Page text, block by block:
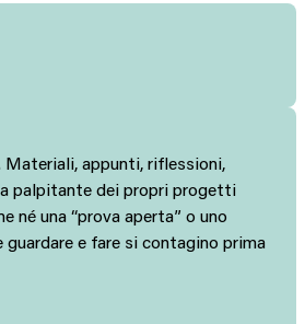
Materiali, appunti, riflessioni,
palpitante dei propri progetti
una “prova aperta” o uno
e fare si contagino prima